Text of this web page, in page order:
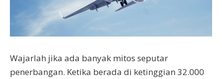
Wajarlah jika ada banyak mitos seputar
penerbangan. Ketika berada di ketinggian 32.000